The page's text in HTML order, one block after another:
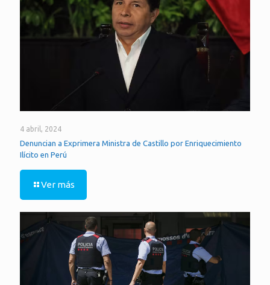
4 abril, 2024
Denuncian a Exprimera Ministra de Castillo por Enriquecimiento
Ilícito en Perú
Ver más